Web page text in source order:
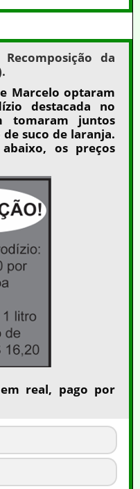
da
Marcelo optaram
destacada no
tomaram juntos
suco de laranja.
os preços
real, pago por